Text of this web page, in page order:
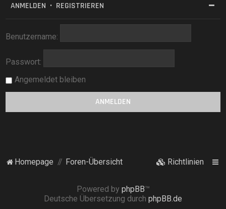
ANMELDEN • REGISTRIEREN
Benutzername:
Passwort:
Angemeldet bleiben
Homepage Foren-Übersicht Richtlinien
Powered by phpBB™
Deutsche Übersetzung durch phpBB.de